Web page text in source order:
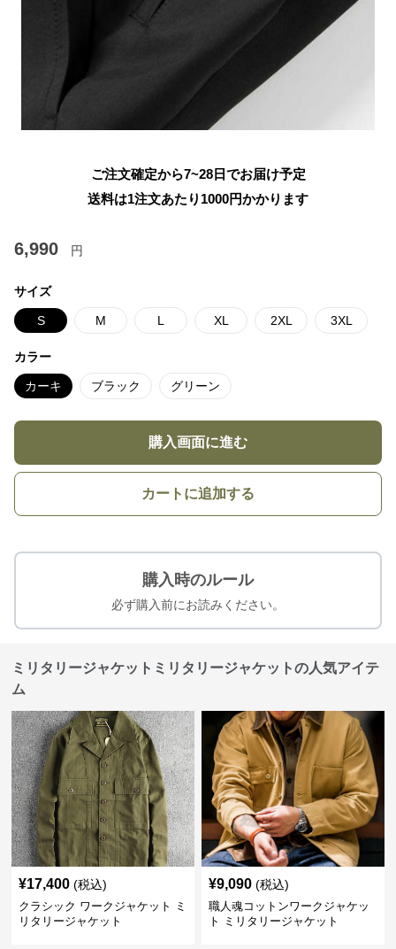
ご注文確定から7~28日でお届け予定
送料は1注文あたり 1000円かかります
6,990 円
サイズ
S M L XL 2XL 3XL
カラー
カーキ ブラック グリーン
購入画面に進む
カートに追加する
購入時のルール
必ず購入前にお読みください。
ミリタリージャケットミリタリージャケットの人気アイテ
ム
¥17,400 (税込)
クラシック ワークジャケット ミ
リタリージャケット
¥9,090 (税込)
職人魂コットンワークジャケッ
ト ミリタリージャケット